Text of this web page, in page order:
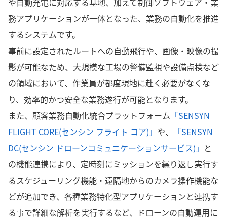
務アプリケーションが一体となった、業務の自動化を推進
するシステムです。
事前に設定されたルートへの自動飛行や、画像・映像の撮
影が可能なため、大規模な工場の警備監視や設備点検など
の領域において、作業員が都度現地に赴く必要がなくな
り、効率的かつ安全な業務遂行が可能となります。
また、顧客業務自動化統合プラットフォーム 「SENSYN
FLIGHT CORE(センシン フライト コア)」 や、
「SENSYN
DC(センシン ドローンコミュニケーションサービス)」 と
の機能連携により、定時刻にミッションを繰り返し実行す
るスケジューリング機能・遠隔地からのカメラ操作機能な
どが追加でき、各種業務特化型アプリケーションと連携す
る事で詳細な解析を実行するなど、ドローンの自動運用に